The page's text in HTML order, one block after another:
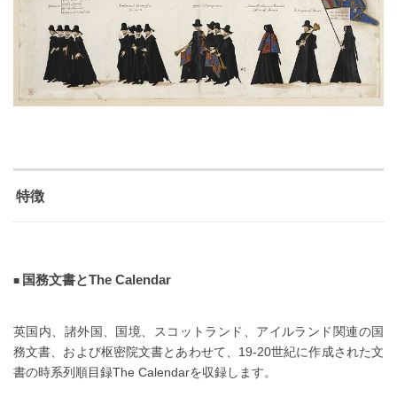
特徴
国務文書とThe Calendar
英国内、諸外国、国境、スコットランド、アイルランド関連の国
務文書、および枢密院文書とあわせて、19-20世紀に作成された文
書の時系列順目録The Calendarを収録します。